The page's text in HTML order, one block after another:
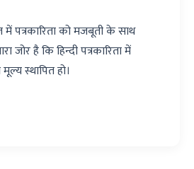
पत्रकारिता को मजबूती के साथ
जोर है कि हिन्दी पत्रकारिता में
स्थापित हो।